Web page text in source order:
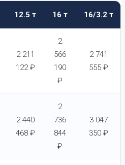
12.5 т 16 т 16/3.2 т
2 211
122 ₽
2
566
190
₽
2 741
555 ₽
2 440
468 ₽
2
736
844
₽
3 047
350 ₽